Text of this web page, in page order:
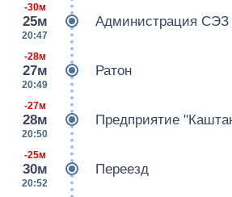
-30м
25м
20:47
Администрация СЭЗ
-28м
27м
20:49
Ратон
-27м
28м
20:50
Предприятие
-25м
30м
20:52
Переезд